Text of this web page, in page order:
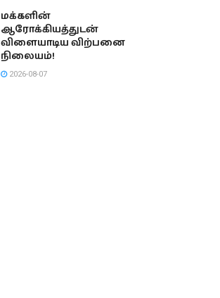
மக்களின்
ஆரோக்கியத்துடன்
விளையாடிய விற்பனை
நிலையம்!
2026-08-07